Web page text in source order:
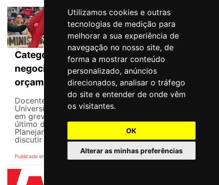
Utilizamos cookies e outras
tecnologias de medição para
melhorar a sua experiência de
navegação no nosso site, de
forma a mostrar conteúdo
personalizado, anúncios
direcionados, analisar o tráfego
do site e entender de onde vêm
os visitantes.
OK
Alterar as minhas preferências
Categorias da Uerj cobram avanços em
negociações sobre carreira, auxílios e
orçamento
Docentes, técnicas, técnicos e estudantes da
Universidade do Estado do Rio de Janeiro (Uerj),
em greve há mais de dois meses, se reuniram no
último dia 2 com o secretário estadual de
Planejamento e Gestão, Rafael Ventura, para
discutir as principais...
Publicado em: 09 de Junho de 2026